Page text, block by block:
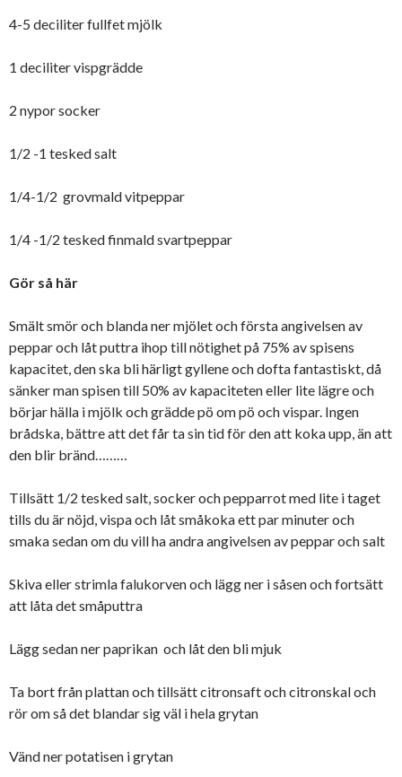
4-5 deciliter fullfet mjölk
1 deciliter vispgrädde
2 nypor socker
1/2 -1 tesked salt
1/4-1/2 grovmald vitpeppar
1/4 -1/2 tesked finmald svartpeppar
Gör så här
Smält smör och blanda ner mjölet och första angivelsen av
peppar och låt puttra ihop till nötighet på 75% av spisens
kapacitet, den ska bli härligt gyllene och dofta fantastiskt, då
sänker man spisen till 50% av kapaciteten eller lite lägre och
börjar hälla i mjölk och grädde pö om pö och vispar. Ingen
brådska, bättre att det får ta sin tid för den att koka upp, än att
den blir bränd………
Tillsätt 1/2 tesked salt, socker och pepparrot med lite i taget
tills du är nöjd, vispa och låt småkoka ett par minuter och
smaka sedan om du vill ha andra angivelsen av peppar och salt
Skiva eller strimla falukorven och lägg ner i såsen och fortsätt
att låta det småputtra
Lägg sedan ner paprikan och låt den bli mjuk
Ta bort från plattan och tillsätt citronsaft och citronskal och
rör om så det blandar sig väl i hela grytan
Vänd ner potatisen i grytan